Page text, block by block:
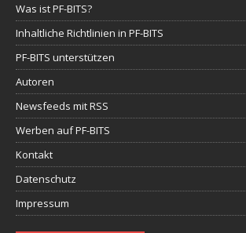
Was ist PF-BITS?
Inhaltliche Richtlinien in PF-BITS
PF-BITS unterstützen
Autoren
Newsfeeds mit RSS
Werben auf PF-BITS
Kontakt
Datenschutz
Impressum